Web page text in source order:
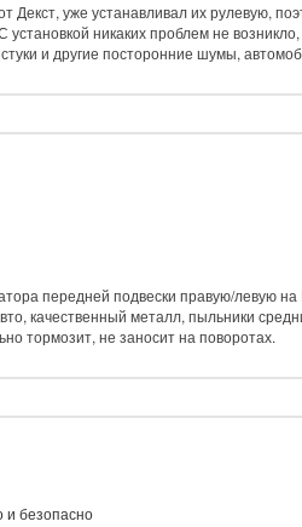
Декст, уже устанавливал их рулевую,
установкой никаких проблем не
и другие посторонние шумы,
передней подвески правую/левую
качественный металл, пыльники
тормозит, не заносит на поворотах.
и безопасно